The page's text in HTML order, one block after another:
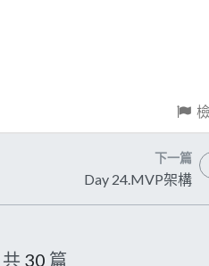
下一篇
Day 24.MVP架構
共 30 篇